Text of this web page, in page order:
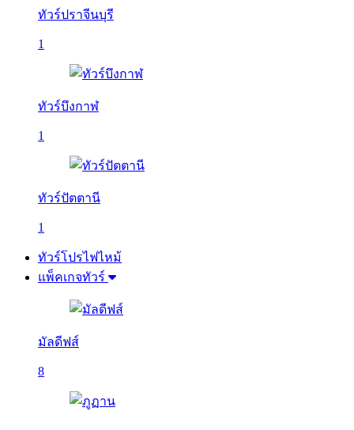
ทัวร์ปราจีนบุรี
1
ทัวร์บึงกาฬ
1
ทัวร์ปัตตานี
1
ทัวร์โปรไฟไหม้
แพ็คเกจทัวร์
มัลดีฟส์
8